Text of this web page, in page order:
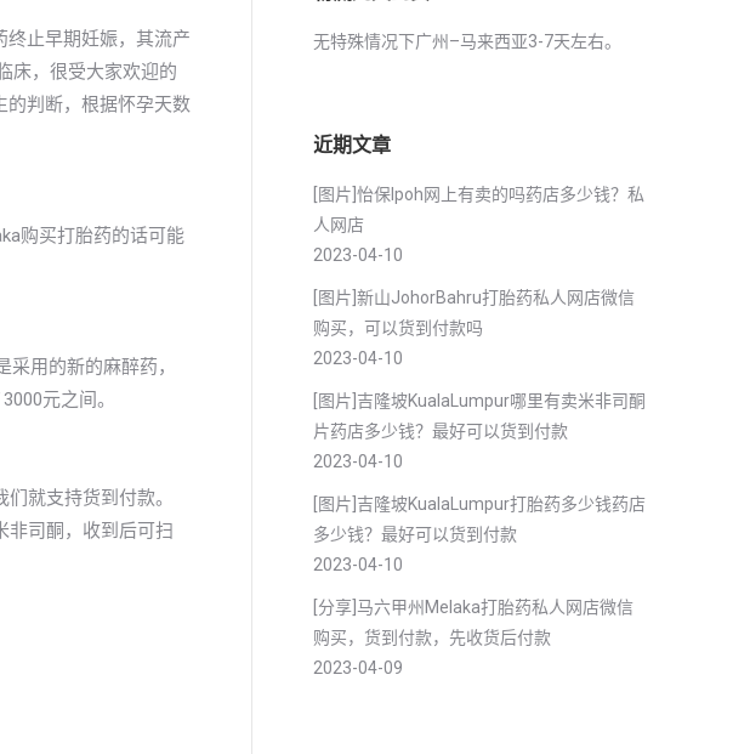
止早期妊娠，其流产
床，很受大家欢迎的
的判断，根据怀孕天数
购买打胎药的话可能
用的新的麻醉药，
元之间。
就支持货到付款。
非司酮，收到后可扫
无特殊情况下广州–马来西亚3-7天左右。
近期文章
[图片]怡保lpoh网上有卖的吗药店多少钱？私
人网店
2023-04-10
[图片]新山JohorBahru打胎药私人网店微信
购买，可以货到付款吗
2023-04-10
[图片]吉隆坡KualaLumpur哪里有卖米非司酮
片药店多少钱？最好可以货到付款
2023-04-10
[图片]吉隆坡KualaLumpur打胎药多少钱药店
多少钱？最好可以货到付款
2023-04-10
[分享]马六甲州Melaka打胎药私人网店微信
购买，货到付款，先收货后付款
2023-04-09